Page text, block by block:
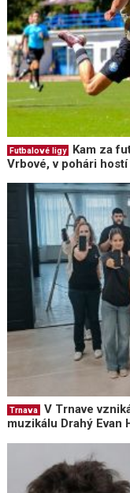
Futbalové ligy
Kam za
Vrbové, v pohári
Trnava
V Trnave
muzikálu Drahý Evan